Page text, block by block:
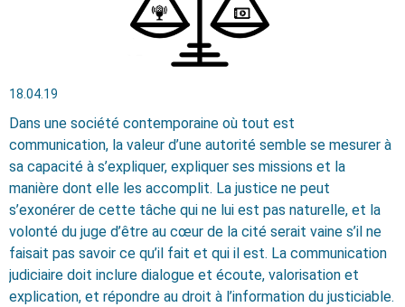
18.04.19
Dans une société contemporaine où tout est
communication, la valeur d’une autorité semble se mesurer à
sa capacité à s’expliquer, expliquer ses missions et la
manière dont elle les accomplit. La justice ne peut
s’exonérer de cette tâche qui ne lui est pas naturelle, et la
volonté du juge d’être au cœur de la cité serait vaine s’il ne
faisait pas savoir ce qu’il fait et qui il est. La communication
judiciaire doit inclure dialogue et écoute, valorisation et
explication, et répondre au droit à l’information du justiciable.